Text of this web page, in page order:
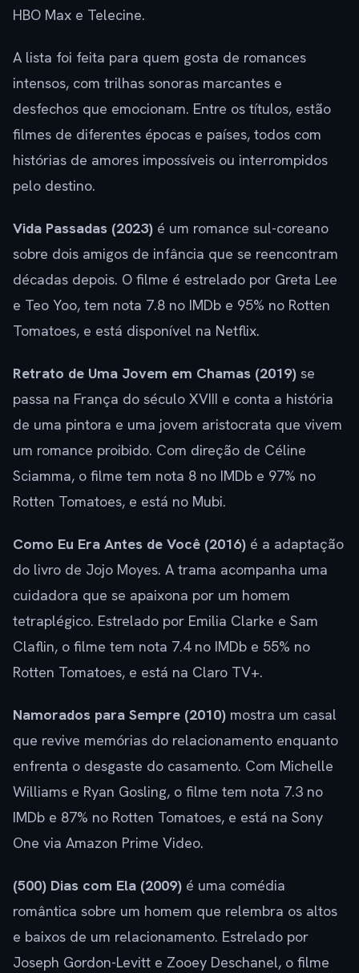
HBO Max e Telecine.
A lista foi feita para quem gosta de romances
intensos, com trilhas sonoras marcantes e
desfechos que emocionam. Entre os títulos, estão
filmes de diferentes épocas e países, todos com
histórias de amores impossíveis ou interrompidos
pelo destino.
Vida Passadas (2023) é um romance sul-coreano
sobre dois amigos de infância que se reencontram
décadas depois. O filme é estrelado por Greta Lee
e Teo Yoo, tem nota 7.8 no IMDb e 95% no Rotten
Tomatoes, e está disponível na Netflix.
Retrato de Uma Jovem em Chamas (2019) se
passa na França do século XVIII e conta a história
de uma pintora e uma jovem aristocrata que vivem
um romance proibido. Com direção de Céline
Sciamma, o filme tem nota 8 no IMDb e 97% no
Rotten Tomatoes, e está no Mubi.
Como Eu Era Antes de Você (2016) é a adaptação
do livro de Jojo Moyes. A trama acompanha uma
cuidadora que se apaixona por um homem
tetraplégico. Estrelado por Emilia Clarke e Sam
Claflin, o filme tem nota 7.4 no IMDb e 55% no
Rotten Tomatoes, e está na Claro TV+.
Namorados para Sempre (2010) mostra um casal
que revive memórias do relacionamento enquanto
enfrenta o desgaste do casamento. Com Michelle
Williams e Ryan Gosling, o filme tem nota 7.3 no
IMDb e 87% no Rotten Tomatoes, e está na Sony
One via Amazon Prime Video.
(500) Dias com Ela (2009) é uma comédia
romântica sobre um homem que relembra os altos
e baixos de um relacionamento. Estrelado por
Joseph Gordon-Levitt e Zooey Deschanel, o filme